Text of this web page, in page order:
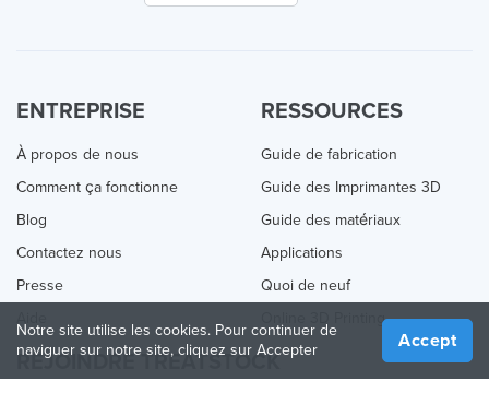
ENTREPRISE
À propos de nous
Comment ça fonctionne
Blog
Contactez nous
Presse
RESSOURCES
Guide de fabrication
Guide des Imprimantes 3D
Guide des matériaux
Applications
Quoi de neuf
Online 3D Printing
REJOINDRE TREATSTOCK
Notre site utilise les cookies. Pour continuer de
naviguer sur notre site, cliquez sur Accepter
Accept